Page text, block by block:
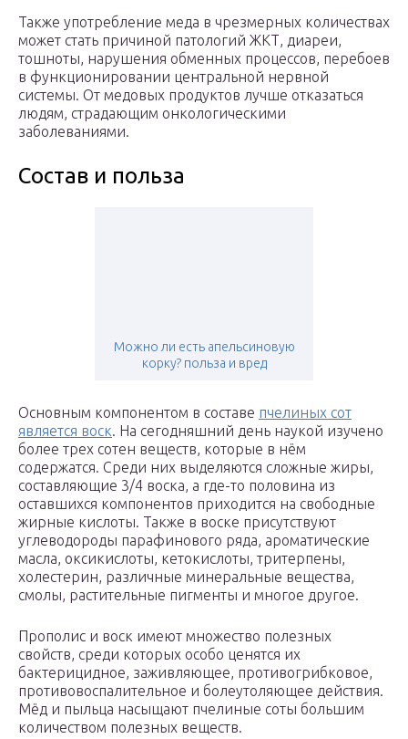
Также употребление меда в чрезмерных количествах
может стать причиной патологий ЖКТ, диареи,
тошноты, нарушения обменных процессов, перебоев
в функционировании центральной нервной
системы. От медовых продуктов лучше отказаться
людям, страдающим онкологическими
заболеваниями.
Состав и польза
Можно ли есть апельсиновую
корку? польза и вред
Основным компонентом в составе пчелиных сот
является воск. На сегодняшний день наукой изучено
более трех сотен веществ, которые в нём
содержатся. Среди них выделяются сложные жиры,
составляющие 3/4 воска, а где-то половина из
оставшихся компонентов приходится на свободные
жирные кислоты. Также в воске присутствуют
углеводороды парафинового ряда, ароматические
масла, оксикислоты, кетокислоты, тритерпены,
холестерин, различные минеральные вещества,
смолы, растительные пигменты и многое другое.
Прополис и воск имеют множество полезных
свойств, среди которых особо ценятся их
бактерицидное, заживляющее, противогрибковое,
противовоспалительное и болеутоляющее действия.
Мёд и пыльца насыщают пчелиные соты большим
количеством полезных веществ.